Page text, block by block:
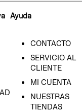
Ayuda
CONTACTO
SERVICIO AL
CLIENTE
MI CUENTA
NUESTRAS
TIENDAS